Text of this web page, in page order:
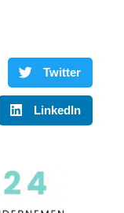
Twitter
LinkedIn